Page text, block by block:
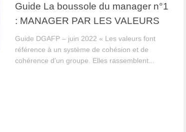
Guide La boussole du manager n°1
: MANAGER PAR LES VALEURS
Guide DGAFP – juin 2022 « Les valeurs font
référence à un système de cohésion et de
cohérence d’un groupe. Elles rassemblent...